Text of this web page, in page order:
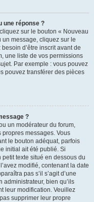
une réponse ?
sur le bouton « Nouveau
message, cliquez sur le
d’être inscrit avant de
une liste de vos permissions
Par exemple : vous pouvez
pouvez transférer des pièces
?
un modérateur du forum,
messages. Vous
le bouton adéquat, parfois
initial ait été publié. Si
texte situé en dessous du
modifié, contenant la date
pas s’il s’agit d’une
administrateur, bien qu’ils
leur modification. Veuillez
supprimer leur propre